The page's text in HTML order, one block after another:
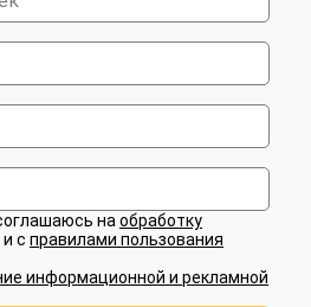
на обработку
и с правилами пользования
информационной и рекламной